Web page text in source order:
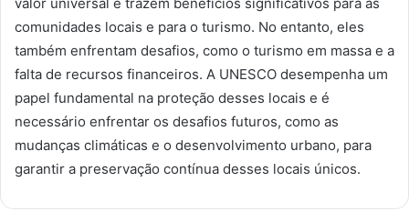
comunidades locais e para o turismo. No entanto, eles
também enfrentam desafios, como o turismo em massa e a
falta de recursos financeiros. A UNESCO desempenha um
papel fundamental na proteção desses locais e é
necessário enfrentar os desafios futuros, como as
mudanças climáticas e o desenvolvimento urbano, para
garantir a preservação contínua desses locais únicos.